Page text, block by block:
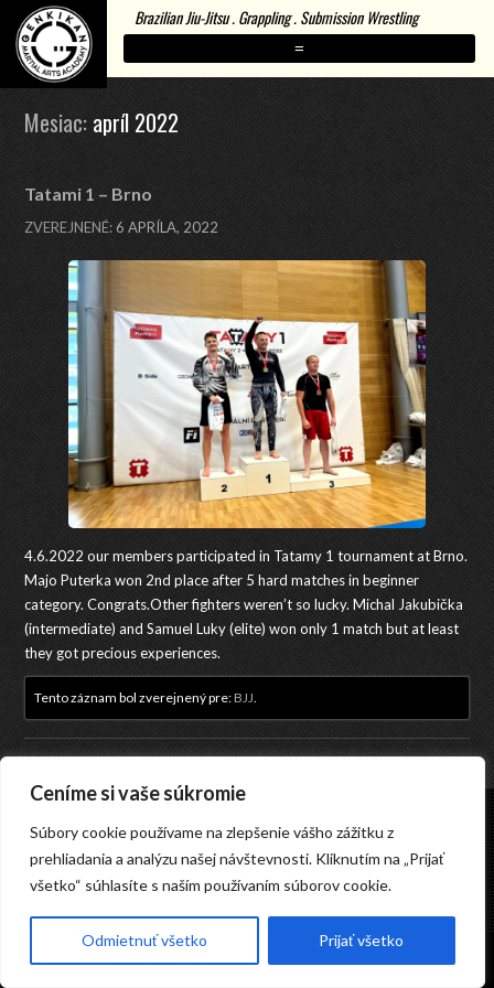
Ceníme si vaše súkromie
Súbory cookie používame na zlepšenie vášho zážitku z
prehliadania a analýzu našej návštevnosti. Kliknutím na „Prijať
všetko“ súhlasíte s naším používaním súborov cookie.
Odmietnuť všetko Prijať všetko
Brazilian Jiu-Jitsu . Grappling . Submission Wrestling
=
Mesiac: apríl 2022
Tatami 1 – Brno
ZVEREJNENÉ:6 APRÍLA, 2022
4.6.2022 our members participated in Tatamy 1 tournament at Brno.
Majo Puterka won 2nd place after 5 hard matches in beginner
category. Congrats.Other fighters weren’t so lucky. Michal Jakubička
(intermediate) and Samuel Luky (elite) won only 1 match but at least
they got precious experiences.
Tento záznam bol zverejnený pre:BJJ.
© 2023 GENKIKAN Bratislava o.z., Pri strelnici 16649/1, 821 04 Bratislava